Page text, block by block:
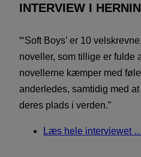
INTERVIEW I
“‘Soft Boys’ er 10
noveller, som tillige er fulde
novellerne kæmper med
anderledes, samtidig med
deres plads i verden.”
Læs hele interviewet